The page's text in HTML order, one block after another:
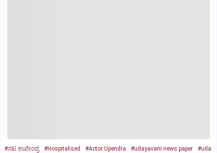
#ನಟ ಉಪೇಂದ್ರ #Hospitalised #Actor Upendra #udayavani news paper
#uda